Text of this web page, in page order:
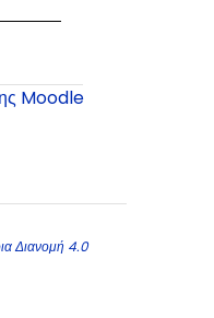
Moodle
Διανομή 4.0